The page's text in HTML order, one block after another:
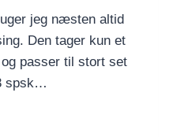
jeg næsten altid
Den tager kun et
passer til stort set
spsk…